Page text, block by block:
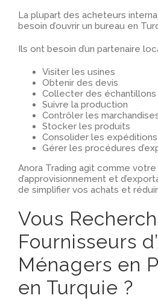
La plupart des acheteurs
besoin d’ouvrir un bureau en
Ils ont besoin d’un partenaire
Visiter les usines
Obtenir des devis
Collecter des échantillons
Suivre la production
Contrôler les
Stocker les produits
Consolider les expéditions
Gérer les procédures
Anora Trading agit comme votre
d’approvisionnement et
de simplifier vos achats et
Vous
Fournisseurs
Ménagers en
en Turquie ?